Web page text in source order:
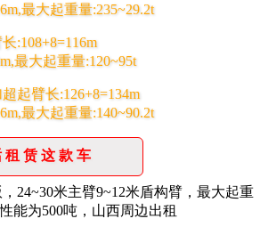
最大起重量:235~29.2t
:108+8=116m
最大起重量:120~95t
起臂长:126+8=134m
最大起重量:140~90.2t
租赁这款车
，24~30米主臂9~12米盾构臂，最大起重
能为500吨，山西周边出租